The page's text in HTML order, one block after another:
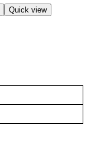
Quick view